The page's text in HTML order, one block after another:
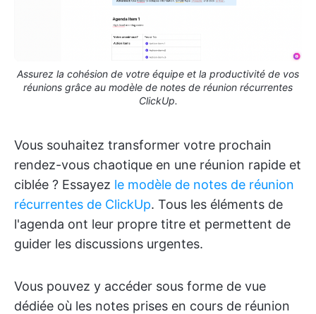
Assurez la cohésion de votre équipe et la productivité de vos
réunions grâce au modèle de notes de réunion récurrentes
ClickUp.
Vous souhaitez transformer votre prochain
rendez-vous chaotique en une réunion rapide et
ciblée ? Essayez le modèle de notes de réunion
récurrentes de ClickUp. Tous les éléments de
l'agenda ont leur propre titre et permettent de
guider les discussions urgentes.
Vous pouvez y accéder sous forme de vue
dédiée où les notes prises en cours de réunion